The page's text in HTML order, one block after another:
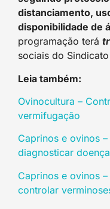
distanciamento,
disponibilidade de
programação terá
sociais do Sindicato
Leia também:
Ovinocultura –
vermifugação
Caprinos e ovinos
diagnosticar
Caprinos e ovinos
controlar